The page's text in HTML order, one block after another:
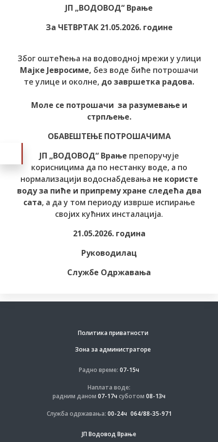
ЈП „ВОДОВОД“ Врање
За ЧЕТВРТАК 21.05.2026. године
Због оштећења на водоводној мрежи у улици
Мајке Јевросиме, без воде биће потрошачи
те улице и околне, до завршетка радова.
Моле се потрошачи за разумевање и
стрпљење.
ОБАВЕШТЕЊЕ ПОТРОШАЧИМА
ЈП „ВОДОВОД“ Врање препоручује
корисницима да по нестанку воде, а по
нормализацији водоснабдевања не користе
воду за пиће и припрему хране следећа два
сата, а да у том периоду изврше испирање
својих кућних инсталација.
21.05.2026. година
Руководилац
Службе Одржавања
Политика приватности
Зона за администраторе
Радно време: 07-15ч
Наплата воде:
радним даном 07-17ч суботом 08-13ч
Служба одржавања: 00-24ч 064/88-35-971
ЈП Водовод Врање